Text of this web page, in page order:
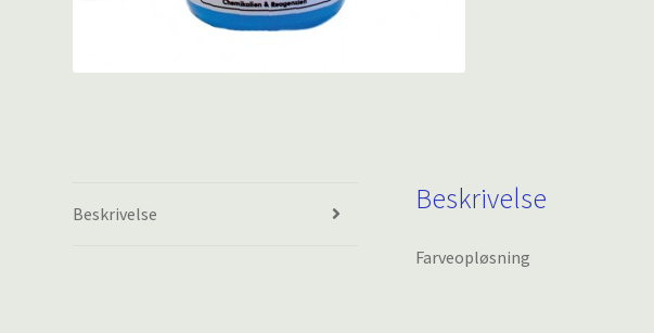
Beskrivelse Beskrivelse
Farveopløsning